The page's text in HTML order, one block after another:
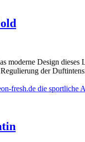
moderne Design dieses
der